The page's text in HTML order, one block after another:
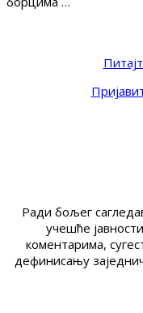
Ради бољег
учешће
коментарима,
дефинисању